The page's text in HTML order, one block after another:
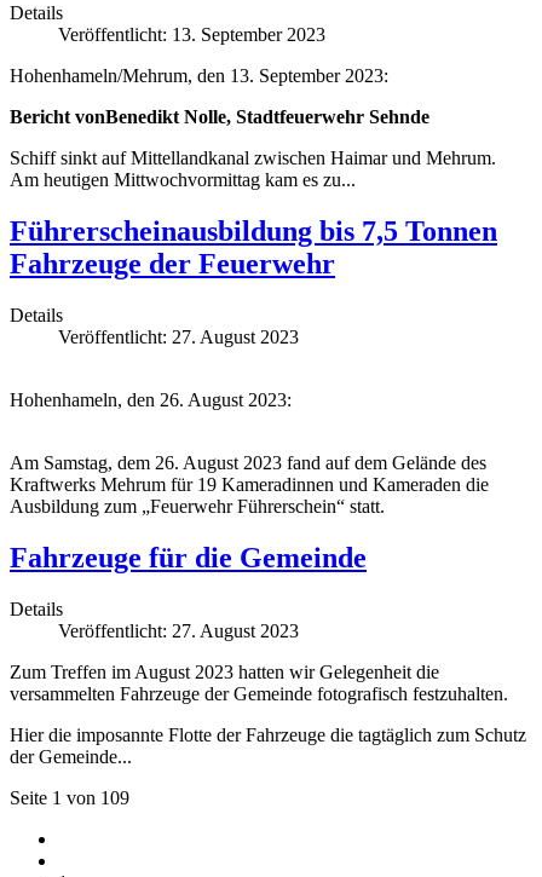
Details
Veröffentlicht: 13. September 2023
Hohenhameln/Mehrum, den 13. September 2023:
Bericht vonBenedikt Nolle, Stadtfeuerwehr Sehnde
Schiff sinkt auf Mittellandkanal zwischen Haimar und Mehrum.
Am heutigen Mittwochvormittag kam es zu...
Führerscheinausbildung bis 7,5 Tonnen
Fahrzeuge der Feuerwehr
Details
Veröffentlicht: 27. August 2023
Hohenhameln, den 26. August 2023:
Am Samstag, dem 26. August 2023 fand auf dem Gelände des
Kraftwerks Mehrum für 19 Kameradinnen und Kameraden die
Ausbildung zum „Feuerwehr Führerschein“ statt.
Fahrzeuge für die Gemeinde
Details
Veröffentlicht: 27. August 2023
Zum Treffen im August 2023 hatten wir Gelegenheit die
versammelten Fahrzeuge der Gemeinde fotografisch festzuhalten.
Hier die imposannte Flotte der Fahrzeuge die tagtäglich zum Schutz
der Gemeinde...
Seite 1 von 109